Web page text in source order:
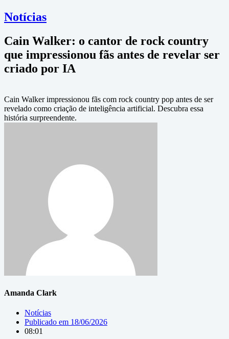
Notícias
Cain Walker: o cantor de rock country
que impressionou fãs antes de revelar ser
criado por IA
Cain Walker impressionou fãs com rock country pop antes de ser
revelado como criação de inteligência artificial. Descubra essa
história surpreendente.
Amanda Clark
Notícias
Publicado em 18/06/2026
08:01